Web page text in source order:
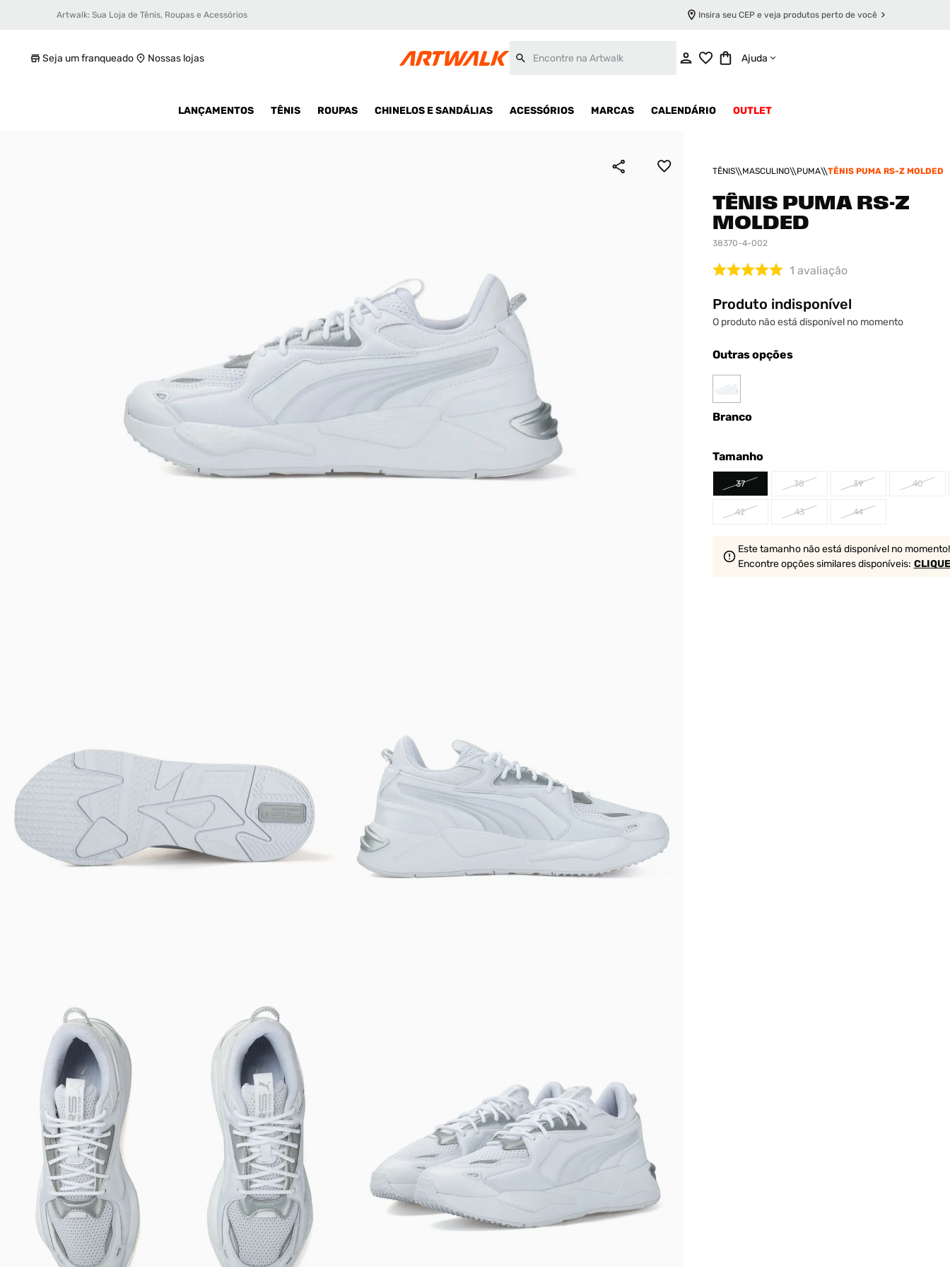
Artwalk: Sua Loja de Tênis, Roupas e Acessórios Insira seu CEP e veja produtos perto de você
Seja um franqueado Nossas lojas Ajuda
LANÇAMENTOS TÊNIS ROUPAS CHINELOS E SANDÁLIAS ACESSÓRIOS MARCAS CALENDÁRIO OUTLET
TÊNIS MASCULINO PUMA TÊNIS PUMA RS-Z MOLDED
TÊNIS PUMA RS-Z
MOLDED
38370-4-002
1 avaliação
Produto indisponível
O produto não está disponível no momento
Outras opções
Branco
Tamanho
37 38 39 40
42 43 44
Este tamanho não está disponível no momento!
Encontre opções similaresdisponíveis:
Tênis Puma Rs-Z Molded